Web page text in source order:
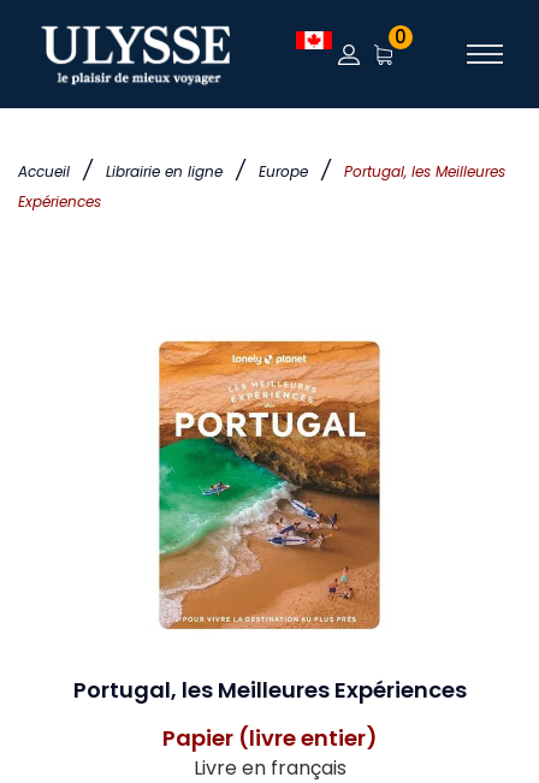
Accueil / Librairie en ligne / Europe /
Portugal, les Meilleures
Expériences
0
Portugal, les Meilleures Expériences
Papier (livre entier)
Livre en français